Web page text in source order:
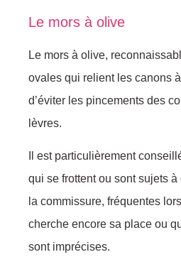
Le mors à olive
Le mors à olive,
ovales qui relient les canons
d’éviter les pincements des
lèvres.
Il est particulièrement
qui se frottent ou sont sujets
la commissure, fréquentes
cherche encore sa place ou
sont imprécises.